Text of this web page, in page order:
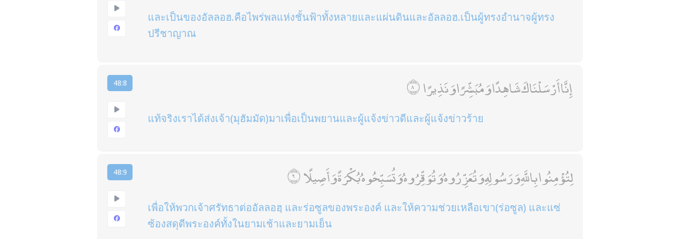
และเป็นของอัลลอฮ.คือไพร่พลแห่งชั้นฟ้าทั้งหลายและแผ่นดินและอัลลอฮ.เป็นผู้ทรงอำนาจผู้ทรง
ปรีชาญาณ
48:8 إِنَّا أَرْسَلْنَاكَ شَاهِدًا وَمُبَشِّرًا وَنَذِيرًا
แท้จริงเราได้ส่งเจ้า(มุฮัมมัด)มาเพื่อเป็นพยานและผู้แจ้งข่าวดีและผู้แจ้งข่าวร้าย
48:9 لِتُؤْمِنُوا بِاللَّهِ وَرَسُولِهِ وَتُعَزِّرُوهُ وَتُوَقِّرُوهُ وَتُسَبِّحُوهُ بُكْرَةً وَأَصِيلًا
เพื่อให้พวกเจ้าศรัทธาต่ออัลลอฮฺ และร่อซูลของพระองค์ และให้ความช่วยเหลือเขา(ร่อซูล) และแซ่
ซ้องสดุดีพระองค์ทั้งในยามเช้าและยามเย็น